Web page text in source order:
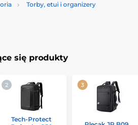
Torby, etui i organizery
się produkty
Tech-Protect